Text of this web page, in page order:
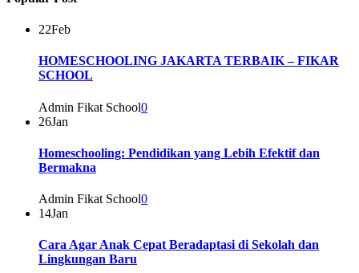
22Feb
HOMESCHOOLING JAKARTA TERBAIK – FIKAR
SCHOOL
Admin Fikat School0
26Jan
Homeschooling: Pendidikan yang Lebih Efektif dan
Bermakna
Admin Fikat School0
14Jan
Cara Agar Anak Cepat Beradaptasi di Sekolah dan
Lingkungan Baru